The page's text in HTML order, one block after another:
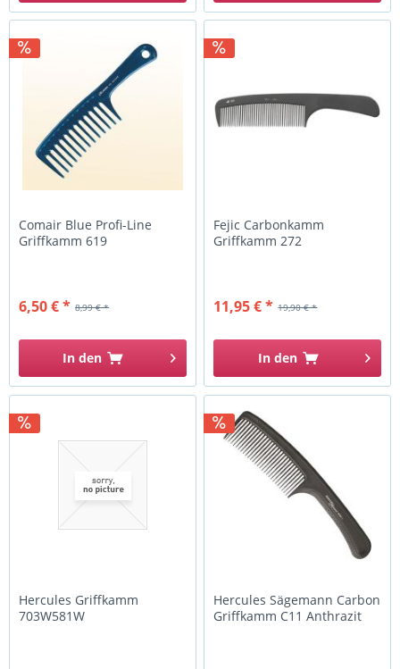
Comair Blue Profi-Line
Griffkamm 619
8,99 € *
6,50 € *
In den
Fejic Carbonkamm
Griffkamm 272
19,90 € *
11,95 € *
In den
Hercules Griffkamm
703W581W
Hercules Sägemann Carbon
Griffkamm C11 Anthrazit